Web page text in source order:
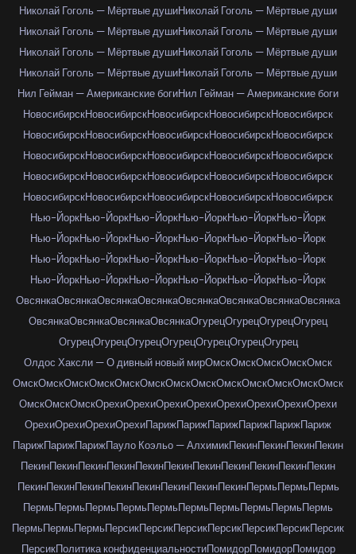
Николай Гоголь — Мёртвые душиНиколай Гоголь — Мёртвые души
Николай Гоголь — Мёртвые душиНиколай Гоголь — Мёртвые души
Николай Гоголь — Мёртвые душиНиколай Гоголь — Мёртвые души
Николай Гоголь — Мёртвые душиНиколай Гоголь — Мёртвые души
Нил Гейман — Американские богиНил Гейман — Американские боги
НовосибирскНовосибирскНовосибирскНовосибирскНовосибирск
НовосибирскНовосибирскНовосибирскНовосибирскНовосибирск
НовосибирскНовосибирскНовосибирскНовосибирскНовосибирск
НовосибирскНовосибирскНовосибирскНовосибирскНовосибирск
НовосибирскНовосибирскНовосибирскНовосибирскНовосибирск
Нью-ЙоркНью-ЙоркНью-ЙоркНью-ЙоркНью-ЙоркНью-Йорк
Нью-ЙоркНью-ЙоркНью-ЙоркНью-ЙоркНью-ЙоркНью-Йорк
Нью-ЙоркНью-ЙоркНью-ЙоркНью-ЙоркНью-ЙоркНью-Йорк
Нью-ЙоркНью-ЙоркНью-ЙоркНью-ЙоркНью-ЙоркНью-Йорк
ОвсянкаОвсянкаОвсянкаОвсянкаОвсянкаОвсянкаОвсянкаОвсянка
ОвсянкаОвсянкаОвсянкаОвсянкаОгурецОгурецОгурецОгурец
ОгурецОгурецОгурецОгурецОгурецОгурецОгурец
Олдос Хаксли — О дивный новый мирОмскОмскОмскОмскОмск
ОмскОмскОмскОмскОмскОмскОмскОмскОмскОмскОмскОмскОмск
ОмскОмскОмскОрехиОрехиОрехиОрехиОрехиОрехиОрехиОрехи
ОрехиОрехиОрехиОрехиПарижПарижПарижПарижПарижПариж
ПарижПарижПарижПауло Коэльо — АлхимикПекинПекинПекинПекин
ПекинПекинПекинПекинПекинПекинПекинПекинПекинПекинПекин
ПекинПекинПекинПекинПекинПекинПекинПекинПермьПермьПермь
ПермьПермьПермьПермьПермьПермьПермьПермьПермьПермь
ПермьПермьПермьПерсикПерсикПерсикПерсикПерсикПерсикПерсик
ПерсикПолитика конфиденциальностиПомидорПомидорПомидор